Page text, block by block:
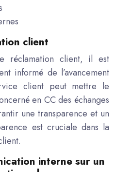
client
réclamation client, il est
informé de l’avancement
client peut mettre le
en CC des échanges
une transparence et un
est cruciale dans la
interne sur un